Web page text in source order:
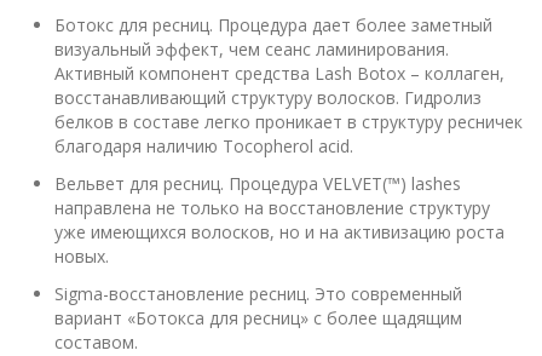
Ботокс для ресниц. Процедура дает более заметный
визуальный эффект, чем сеанс ламинирования.
Активный компонент средства Lash Botox – коллаген,
восстанавливающий структуру волосков. Гидролиз
белков в составе легко проникает в структуру ресничек
благодаря наличию Tocopherol acid.
Вельвет для ресниц. Процедура VELVET(™) lashes
направлена не только на восстановление структуру
уже имеющихся волосков, но и на активизацию роста
новых.
Sigma-восстановление ресниц. Это современный
вариант «Ботокса для ресниц» с более щадящим
составом.